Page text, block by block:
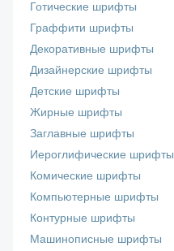
Готические шрифты
Граффити шрифты
Декоративные шрифты
Дизайнерские шрифты
Детские шрифты
Жирные шрифты
Заглавные шрифты
Иероглифические шрифты
Комические шрифты
Компьютерные шрифты
Контурные шрифты
Машинописные шрифты